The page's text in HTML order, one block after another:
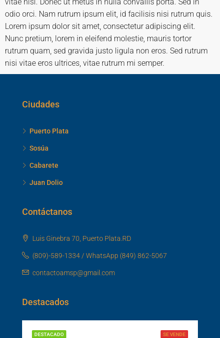
odio orci. Nam rutrum ipsum elit, id facilisis nisi rutrum quis.
Lorem ipsum dolor sit amet, consectetur adipiscing elit.
Nunc pretium, lorem in eleifend molestie, mauris tortor
rutrum quam, sed gravida justo ligula non eros. Sed rutrum
nisi vitae eros ultrices, vitae rutrum mi semper.
Ciudades
Puerto Plata
Sosúa
Cabarete
Juan Dolio
Contáctanos
Luis Ginebra 70, Puerto Plata.RD
(809)-589-1334 / WhatsApp (849) 862-5067
contactoamsp@gmail.com
Destacados
SE VENDE
DESTACADO